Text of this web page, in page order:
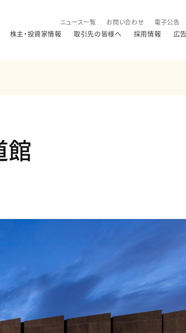
ニュース一覧 お問い合わせ 電子公告
株主・投資家情報 取引先の皆様へ 採用情報 広
館